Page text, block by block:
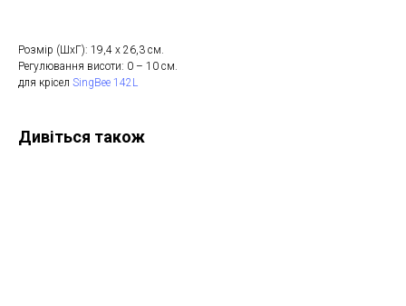
Розмір (ШхГ): 19,4 х 26,3 см.
Регулювання висоти: 0 – 10 см.
для крісел SingBee 142L
Дивіться також